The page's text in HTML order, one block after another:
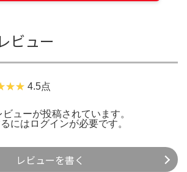
ビュー
4.5点
ューが投稿されています。
には ログインが必要です。
レビューを書く